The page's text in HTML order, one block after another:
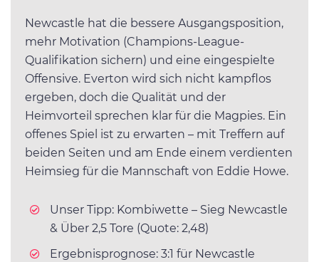
Newcastle hat die bessere Ausgangsposition,
mehr Motivation (Champions-League-
Qualifikation sichern) und eine eingespielte
Offensive. Everton wird sich nicht kampflos
ergeben, doch die Qualität und der
Heimvorteil sprechen klar für die Magpies. Ein
offenes Spiel ist zu erwarten – mit Treffern auf
beiden Seiten und am Ende einem verdienten
Heimsieg für die Mannschaft von Eddie Howe.
Unser Tipp: Kombiwette – Sieg Newcastle
& Über 2,5 Tore (Quote: 2,48)
Ergebnisprognose: 3:1 für Newcastle